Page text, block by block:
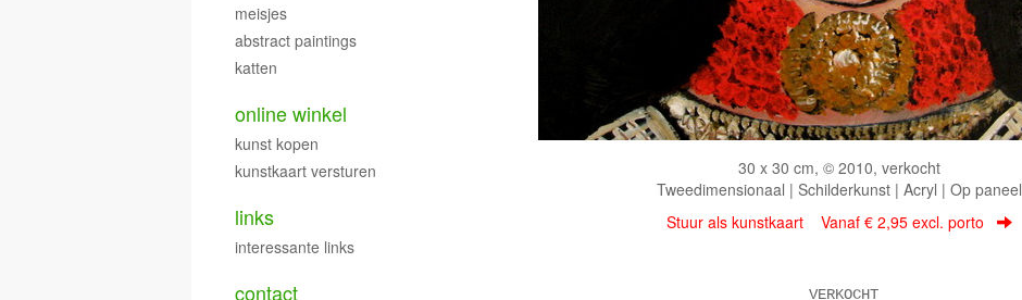
30 x 30 cm, © 2010, verkocht
Tweedimensionaal | Schilderkunst | Acryl | Op paneel
Stuur als kunstkaart Vanaf € 2,95 excl. porto
VERKOCHT
meisjes
abstract paintings
katten
online winkel
kunst kopen
kunstkaart versturen
links
interessante links
contact